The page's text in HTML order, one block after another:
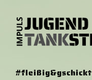
main
content
#fleißig&gschickt